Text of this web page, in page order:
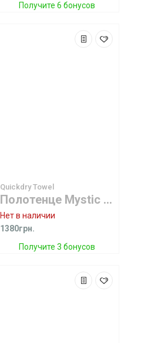
Получите 6 бонусов
Quickdry Towel
Полотенце Mystic Quickdry Towel Grey
Нет в наличии
1380грн.
Получите 3 бонусов